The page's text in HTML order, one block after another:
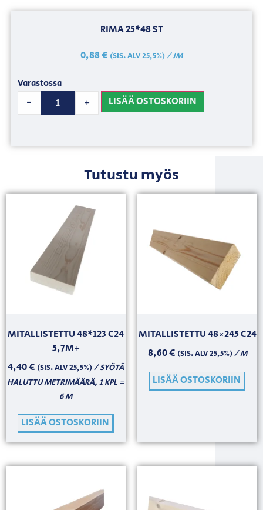
RIMA 25*48 ST
0,88€ (SIS. ALV 25,5%)/ JM
Varastossa
- + LISÄÄ OSTOSKORIIN
Tutustu myös
MITALLISTETTU 48*123 C24
5,7M+
4,40€ (SIS. ALV 25,5%)/ SYÖTÄ
HALUTTU METRIMÄÄRÄ, 1 KPL =
6 M
LISÄÄ OSTOSKORIIN
MITALLISTETTU 48×245 C24
8,60€ (SIS. ALV 25,5%)/ M
LISÄÄ OSTOSKORIIN